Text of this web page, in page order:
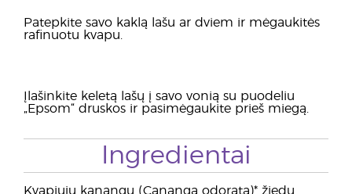
Patepkite savo kaklą lašu ar dviem ir mėgaukitės
rafinuotu kvapu.
Įlašinkite keletą lašų į savo vonią su puodeliu
„Epsom“ druskos ir pasimėgaukite prieš miegą.
Ingredientai
Kvapiųjų kanangų (Cananga odorata)* žiedų